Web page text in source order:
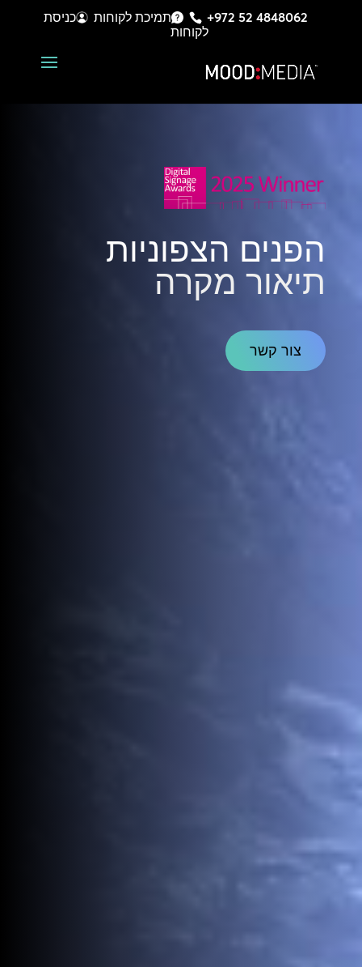
+972 52 4848062 תמיכת לקוחות
כניסת
לקוחות
הפנים הצפוניות
תיאור מקרה
צור קשר